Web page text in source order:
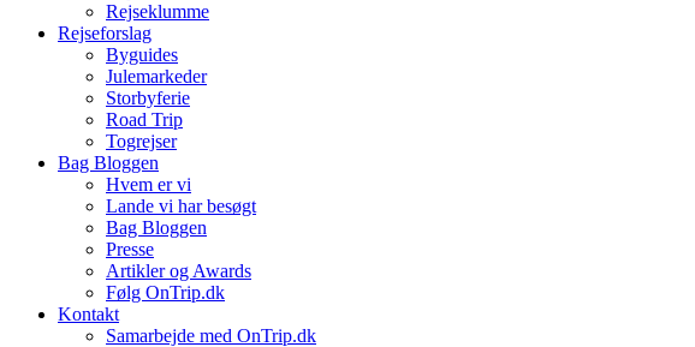
Rejseklumme
Rejseforslag
Byguides
Julemarkeder
Storbyferie
Road Trip
Togrejser
Bag Bloggen
Hvem er vi
Lande vi har besøgt
Bag Bloggen
Presse
Artikler og Awards
Følg OnTrip.dk
Kontakt
Samarbejde med OnTrip.dk